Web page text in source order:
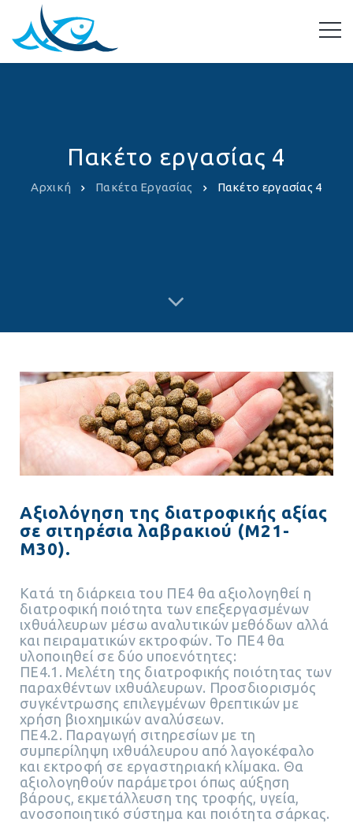
Πακέτο εργασίας 4
Αρχική Πακέτα Εργασίας Πακέτο εργασίας 4
Αξιολόγηση της διατροφικής αξίας
σε σιτηρέσια λαβρακιού (Μ21-
Μ30).
Κατά τη διάρκεια του ΠΕ4 θα αξιολογηθεί η
διατροφική ποιότητα των επεξεργασμένων
ιχθυάλευρων μέσω αναλυτικών μεθόδων αλλά
και πειραματικών εκτροφών. Το ΠΕ4 θα
υλοποιηθεί σε δύο υποενότητες:
ΠΕ4.1. Μελέτη της διατροφικής ποιότητας των
παραχθέντων ιχθυάλευρων. Προσδιορισμός
συγκέντρωσης επιλεγμένων θρεπτικών με
χρήση βιοχημικών αναλύσεων.
ΠΕ4.2. Παραγωγή σιτηρεσίων με τη
συμπερίληψη ιχθυάλευρου από λαγοκέφαλο
και εκτροφή σε εργαστηριακή κλίμακα. Θα
αξιολογηθούν παράμετροι όπως αύξηση
βάρους, εκμετάλλευση της τροφής, υγεία,
ανοσοποιητικό σύστημα και ποιότητα σάρκας.